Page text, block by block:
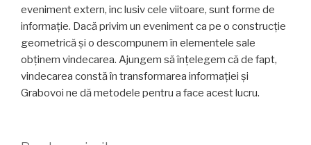
eveniment extern, inc lusiv cele viitoare, sunt forme de
informaţie. Dacă privim un eveniment ca pe o construcţie
geometrică și o descompunem în elementele sale
obţinem vindecarea. Ajungem să înţelegem că de fapt,
vindecarea constă în transformarea informaţiei și
Grabovoi ne dă metodele pentru a face acest lucru.